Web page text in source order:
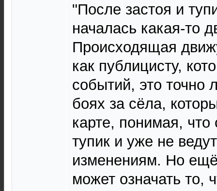
"После застоя и
началась какая-то
Происходящая
как публицисту,
событий, это точно
боях за сёла,
карте, понимая,
тупик и уже не
изменениям. Но
может означать то,